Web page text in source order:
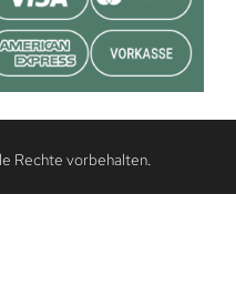
Rechte vorbehalten.